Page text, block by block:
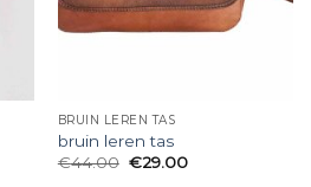
BRUIN LEREN TAS
bruin leren tas
€44.00 €29.00